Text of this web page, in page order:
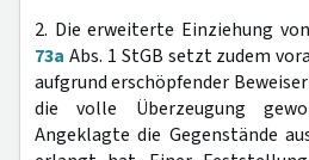
2. Die erweiterte Einziehung
73a Abs. 1 StGB setzt zudem
aufgrund erschöpfender
die volle Überzeugung
Angeklagte die Gegenstände